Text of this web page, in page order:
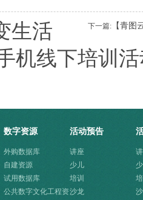
下一篇: 【青
生活
线下培训活
数字资源
外购数据库
自建资源
试用数据库
公共数字文化工程资
活动预告
讲座
少儿
培训
沙龙